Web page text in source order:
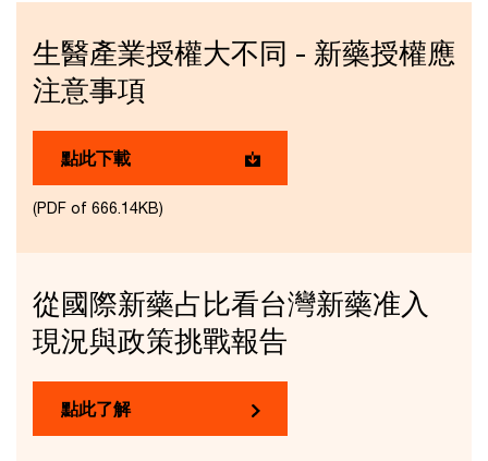
生醫產業授權大不同 - 新藥授權應
注意事項
點此下載
(PDF of 666.14KB)
從國際新藥占比看台灣新藥准入
現況與政策挑戰報告
點此了解